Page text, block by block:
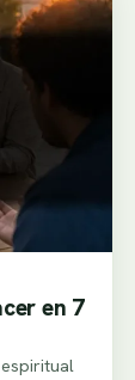
en 7